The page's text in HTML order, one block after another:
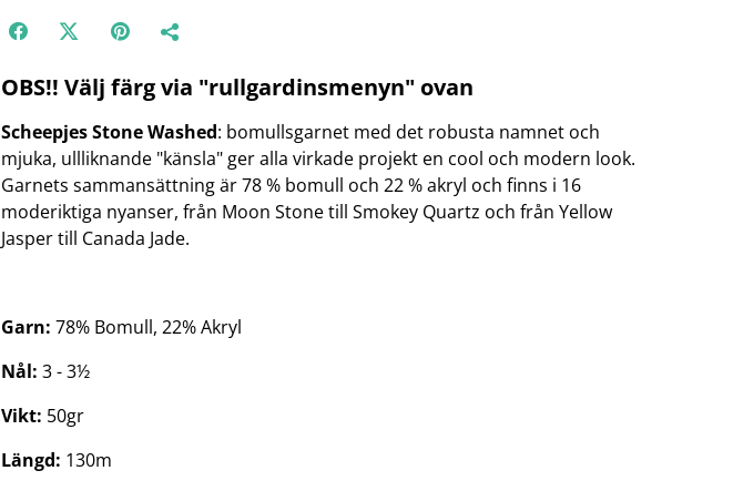
OBS!! Välj färg via "rullgardinsmenyn" ovan
Scheepjes Stone Washed: bomullsgarnet med det robusta namnet och
mjuka, ullliknande "känsla" ger alla virkade projekt en cool och modern look.
Garnets sammansättning är 78 % bomull och 22 % akryl och finns i 16
moderiktiga nyanser, från Moon Stone till Smokey Quartz och från Yellow
Jasper till Canada Jade.
Garn: 78% Bomull, 22% Akryl
Nål: 3 - 3½
Vikt: 50gr
Längd: 130m